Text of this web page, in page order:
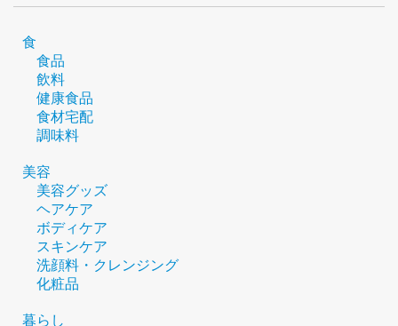
食
食品
飲料
健康食品
食材宅配
調味料
美容
美容グッズ
ヘアケア
ボディケア
スキンケア
洗顔料・クレンジング
化粧品
暮らし